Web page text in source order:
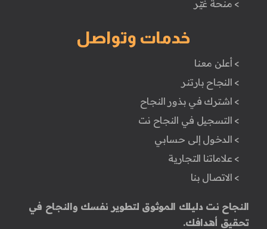
> منحة غيّر
خدمات وتواصل
> أعلن معنا
> النجاح بارتنر
> اشترك في بذور النجاح
> التسجيل في النجاح نت
> الدخول إلى حسابي
> علاماتنا التجارية
> الاتصال بنا
النجاح نت دليلك الموثوق لتطوير نفسك والنجاح في
تحقيق أهدافك.